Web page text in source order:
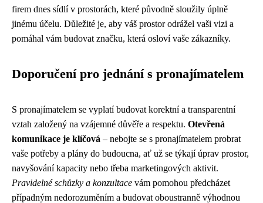
firem dnes sídlí v prostorách, které původně sloužily úplně
jinému účelu. Důležité je, aby váš prostor odrážel vaši vizi a
pomáhal vám budovat značku, která osloví vaše zákazníky.
Doporučení pro jednání s pronajímatelem
S pronajímatelem se vyplatí budovat korektní a transparentní
vztah založený na vzájemné důvěře a respektu. Otevřená
komunikace je klíčová – nebojte se s pronajímatelem probrat
vaše potřeby a plány do budoucna, ať už se týkají úprav prostor,
navyšování kapacity nebo třeba marketingových aktivit.
Pravidelné schůzky a konzultace vám pomohou předcházet
případným nedorozuměním a budovat oboustranně výhodnou